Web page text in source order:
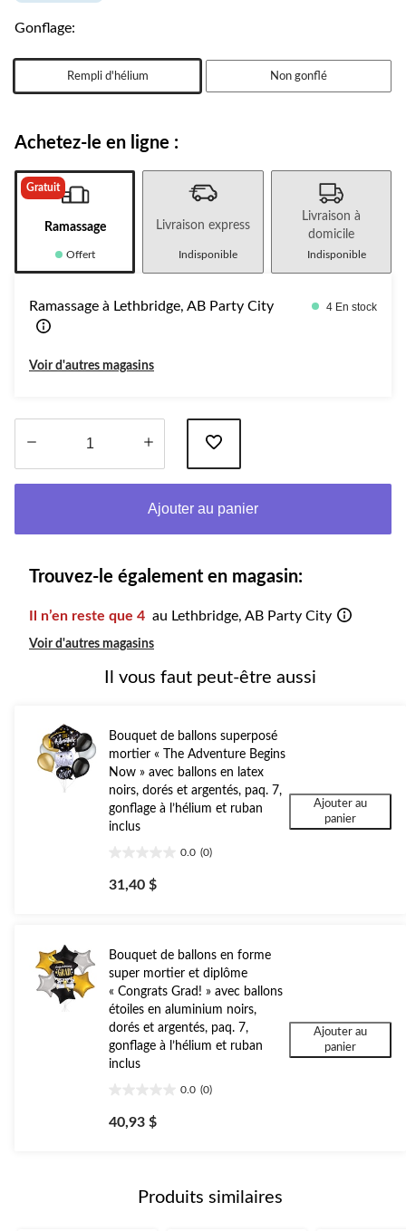
Gonflage:
Rempli d'hélium Non gonflé
Achetez-le en ligne :
Gratuit
Ramassage
Offert
Livraison express
Indisponible
Livraison à
domicile
Indisponible
Ramassage à Lethbridge, AB Party City 4 En stock
Voir d'autres magasins
Ajouter au panier
Trouvez-le également en magasin:
Il n’en reste que 4 au Lethbridge, AB Party City
Voir d'autres magasins
Il vous faut peut-être aussi
Bouquet de ballons superposé
mortier « The Adventure Begins
Now » avec ballons en latex
noirs, dorés et argentés, paq. 7,
gonflage à l’hélium et ruban
inclus
0.0 (0)
étoile(s)
sur
31,40 $
Ajouter au
panier
Bouquet de ballons en forme
super mortier et diplôme
« Congrats Grad! » avec ballons
étoiles en aluminium noirs,
dorés et argentés, paq. 7,
gonflage à l’hélium et ruban
inclus
0.0 (0)
étoile(s)
sur
40,93 $
Ajouter au
panier
Produits similaires